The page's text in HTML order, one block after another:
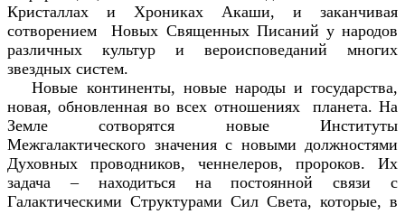
Кристаллах и Хрониках Акаши, и заканчивая
сотворением Новых Священных Писаний у народов
различных культур и вероисповеданий многих
звездных систем.
Новые континенты, новые народы и государства,
новая, обновленная во всех отношениях планета. На
Земле сотворятся новые Институты
Межгалактического значения с новыми должностями
Духовных проводников, ченнелеров, пророков. Их
задача – находиться на постоянной связи с
Галактическими Структурами Сил Света, которые, в